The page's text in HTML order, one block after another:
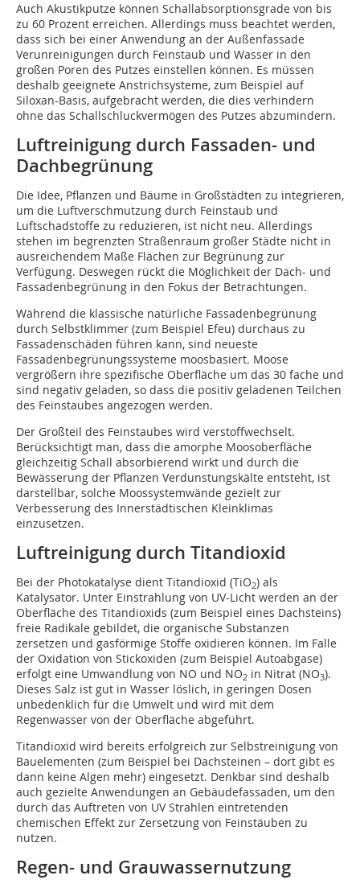
Auch Akustikputze können Schallabsorptionsgrade von bis
zu 60 Prozent erreichen. Allerdings muss beachtet werden,
dass sich bei einer Anwendung an der Außenfassade
Verunreinigungen durch Feinstaub und Wasser in den
großen Poren des Putzes einstellen können. Es müssen
deshalb geeignete Anstrichsysteme, zum Beispiel auf
Siloxan-Basis, aufgebracht werden, die dies verhindern
ohne das Schallschluckvermögen des Putzes abzumindern.
Luftreinigung durch Fassaden- und
Dachbegrünung
Die Idee, Pflanzen und Bäume in Großstädten zu integrieren,
um die Luftverschmutzung durch Feinstaub und
Luftschadstoffe zu reduzieren, ist nicht neu. Allerdings
stehen im begrenzten Straßenraum großer Städte nicht in
ausreichendem Maße Flächen zur Begrünung zur
Verfügung. Deswegen rückt die Möglichkeit der Dach- und
Fassadenbegrünung in den Fokus der Betrachtungen.
Während die klassische natürliche Fassadenbegrünung
durch Selbstklimmer (zum Beispiel Efeu) durchaus zu
Fassadenschäden führen kann, sind neueste
Fassadenbegrünungssysteme moosbasiert. Moose
vergrößern ihre spezifische Oberfläche um das 30 fache und
sind negativ geladen, so dass die positiv geladenen Teilchen
des Feinstaubes angezogen werden.
Der Großteil des Feinstaubes wird verstoffwechselt.
Berücksichtigt man, dass die amorphe Moosoberfläche
gleichzeitig Schall absorbierend wirkt und durch die
Bewässerung der Pflanzen Verdunstungskälte entsteht, ist
darstellbar, solche Moossystemwände gezielt zur
Verbesserung des Innerstädtischen Kleinklimas
einzusetzen.
Luftreinigung durch Titandioxid
Bei der Photokatalyse dient Titandioxid (TiO2) als
Katalysator. Unter Einstrahlung von UV-Licht werden an der
Oberfläche des Titandioxids (zum Beispiel eines Dachsteins)
freie Radikale gebildet, die organische Substanzen
zersetzen und gasförmige Stoffe oxidieren können. Im Falle
der Oxidation von Stickoxiden (zum Beispiel Autoabgase)
erfolgt eine Umwandlung von NO und NO2 in Nitrat (NO3).
Dieses Salz ist gut in Wasser löslich, in geringen Dosen
unbedenklich für die Umwelt und wird mit dem
Regenwasser von der Oberfläche abgeführt.
Titandioxid wird bereits erfolgreich zur Selbstreinigung von
Bauelementen (zum Beispiel bei Dachsteinen – dort gibt es
dann keine Algen mehr) eingesetzt. Denkbar sind deshalb
auch gezielte Anwendungen an Gebäudefassaden, um den
durch das Auftreten von UV Strahlen eintretenden
chemischen Effekt zur Zersetzung von Feinstäuben zu
nutzen.
Regen- und Grauwassernutzung